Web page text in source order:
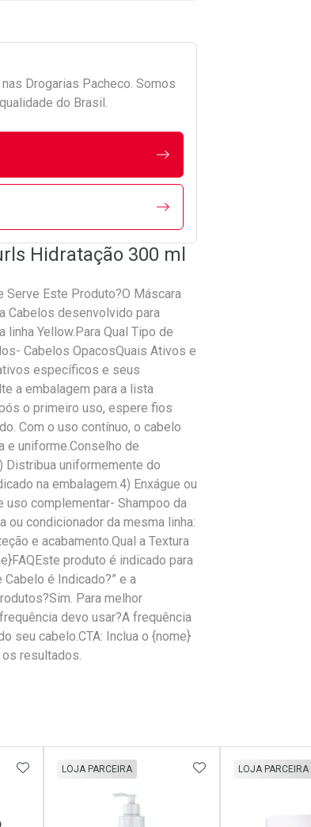
nas Drogarias Pacheco. Somos
do Brasil.
Hidratação 300 ml
Serve Este Produto?O Máscara
Cabelos desenvolvido para
Yellow.Para Qual Tipo de
Cabelos OpacosQuais Ativos e
específicos e seus
a embalagem para a lista
o primeiro uso, espere fios
Com o uso contínuo, o cabelo
e uniforme.Conselho de
Distribua uniformemente do
na embalagem.4) Enxágue ou
complementar- Shampoo da
ou condicionador da mesma linha:
e acabamento.Qual a Textura
produto é indicado para
é Indicado?” e a
Para melhor
devo usar?A frequência
seu cabelo.CTA: Inclua o {nome}
os resultados.
ADICIONAR AOS FAVORITOS
LOJA PARCEIRA ADICIONAR AOS
LOJA PARCEIRA